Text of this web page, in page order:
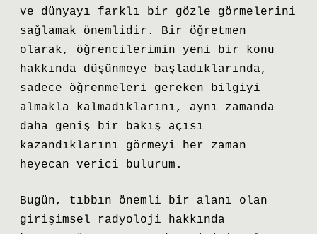
ve dünyayı farklı bir gözle görmelerini
sağlamak önemlidir. Bir öğretmen
olarak, öğrencilerimin yeni bir konu
hakkında düşünmeye başladıklarında,
sadece öğrenmeleri gereken bilgiyi
almakla kalmadıklarını, aynı zamanda
daha geniş bir bakış açısı
kazandıklarını görmeyi her zaman
heyecan verici bulurum.
Bugün, tıbbın önemli bir alanı olan
girişimsel radyoloji hakkında